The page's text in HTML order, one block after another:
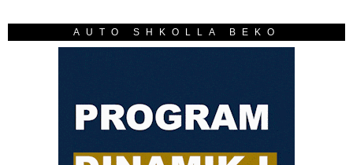
AUTO SHKOLLA BEKO